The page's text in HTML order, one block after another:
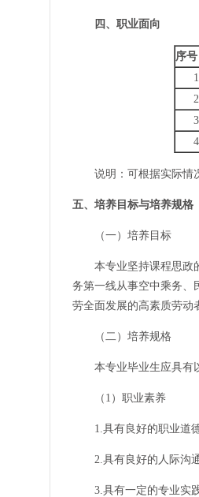
四、职业面向
序号
1
2
3
4
说明：可根据实际情况
五、培养目标与培养规格
（一）培养目标
本专业坚持课程思政的
务第一线从事空中乘务、
劳全面发展的高素质劳动
（二）培养规格
本专业毕业生应具有以
（1）职业素养
1.具有良好的职业道德
2.具有良好的人际沟通
3.具有一定的专业实践